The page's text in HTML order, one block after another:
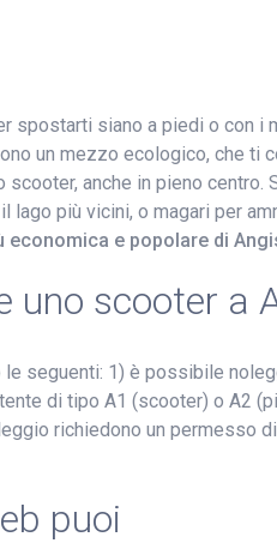
spostarti siano a piedi o con i
un mezzo ecologico, che ti
anche in pieno
più vicini, o magari per
e popolare di
uno scooter a
seguenti: 1) è possibile
di tipo A1 (scooter) o A2
richiedono un permesso
puoi